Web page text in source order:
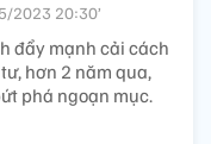
2023 20:30’
đẩy mạnh cải cách
hơn 2 năm qua,
phá ngoạn mục.